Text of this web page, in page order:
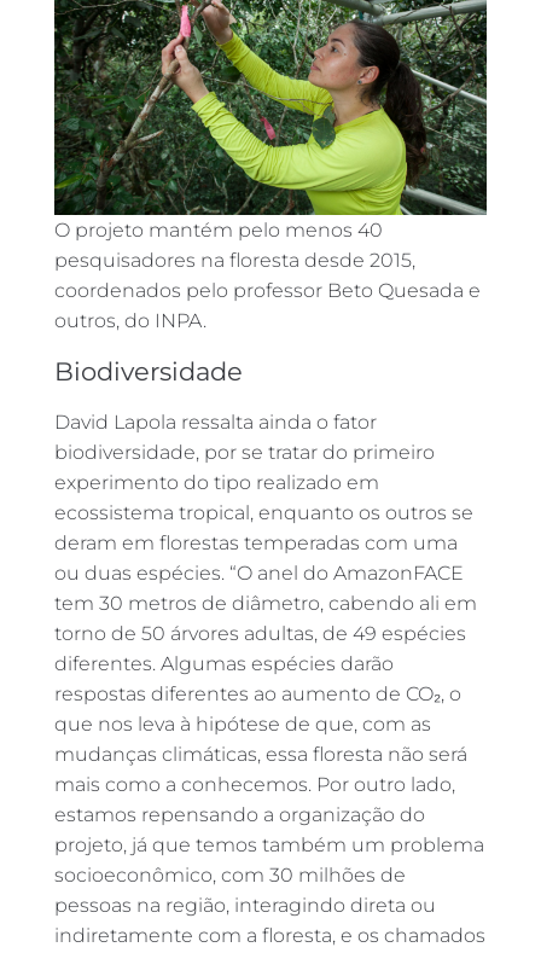
O projeto mantém pelo menos 40
pesquisadores na floresta desde 2015,
coordenados pelo professor Beto Quesada e
outros, do INPA.
Biodiversidade
David Lapola ressalta ainda o fator
biodiversidade, por se tratar do primeiro
experimento do tipo realizado em
ecossistema tropical, enquanto os outros se
deram em florestas temperadas com uma
ou duas espécies. “O anel do AmazonFACE
tem 30 metros de diâmetro, cabendo ali em
torno de 50 árvores adultas, de 49 espécies
diferentes. Algumas espécies darão
respostas diferentes ao aumento de CO₂, o
que nos leva à hipótese de que, com as
mudanças climáticas, essa floresta não será
mais como a conhecemos. Por outro lado,
estamos repensando a organização do
projeto, já que temos também um problema
socioeconômico, com 30 milhões de
pessoas na região, interagindo direta ou
indiretamente com a floresta, e os chamados